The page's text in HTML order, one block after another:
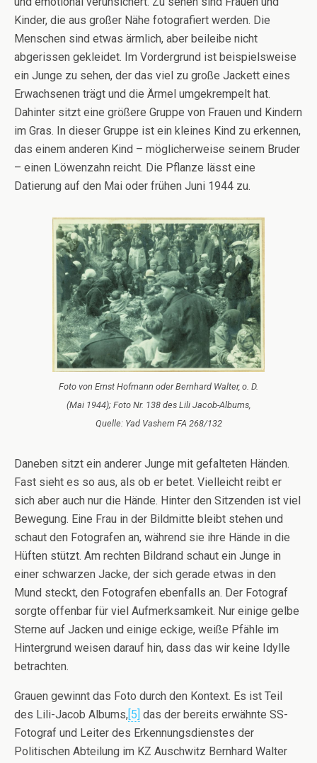
Kinder, die aus großer Nähe fotografiert werden. Die
Menschen sind etwas ärmlich, aber beileibe nicht
abgerissen gekleidet. Im Vordergrund ist beispielsweise
ein Junge zu sehen, der das viel zu große Jackett eines
Erwachsenen trägt und die Ärmel umgekrempelt hat.
Dahinter sitzt eine größere Gruppe von Frauen und Kindern
im Gras. In dieser Gruppe ist ein kleines Kind zu erkennen,
das einem anderen Kind – möglicherweise seinem Bruder
– einen Löwenzahn reicht. Die Pflanze lässt eine
Datierung auf den Mai oder frühen Juni 1944 zu.
Foto von Ernst Hofmann oder Bernhard Walter, o. D.
(Mai 1944); Foto Nr. 138 des Lili Jacob-Albums,
Quelle: Yad Vashem FA 268/132
Daneben sitzt ein anderer Junge mit gefalteten Händen.
Fast sieht es so aus, als ob er betet. Vielleicht reibt er
sich aber auch nur die Hände. Hinter den Sitzenden ist viel
Bewegung. Eine Frau in der Bildmitte bleibt stehen und
schaut den Fotografen an, während sie ihre Hände in die
Hüften stützt. Am rechten Bildrand schaut ein Junge in
einer schwarzen Jacke, der sich gerade etwas in den
Mund steckt, den Fotografen ebenfalls an. Der Fotograf
sorgte offenbar für viel Aufmerksamkeit. Nur einige gelbe
Sterne auf Jacken und einige eckige, weiße Pfähle im
Hintergrund weisen darauf hin, dass das wir keine Idylle
betrachten.
Grauen gewinnt das Foto durch den Kontext. Es ist Teil
des Lili-Jacob Albums,[5] das der bereits erwähnte SS-
Fotograf und Leiter des Erkennungsdienstes der
Politischen Abteilung im KZ Auschwitz Bernhard Walter